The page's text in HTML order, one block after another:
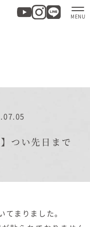
つい先日まで
まりました。